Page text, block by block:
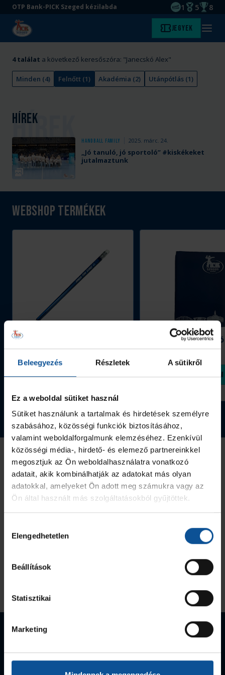
Beleegyezés Részletek A sütikről
Ez a weboldal sütiket használ
Sütiket használunk a tartalmak és hirdetések személyre
szabásához, közösségi funkciók biztosításához,
valamint weboldalforgalmunk elemzéséhez. Ezenkívül
közösségi média-, hirdető- és elemező partnereinkkel
megosztjuk az Ön weboldalhasználatra vonatkozó
adatait, akik kombinálhatják az adatokat más olyan
adatokkal, amelyeket Ön adott meg számukra vagy az
Ön által használt más szolgáltatásokból gyűjtöttek.
kiválasztása
Elengedhetetlen
Beállítások
Statisztikai
Marketing
Ugrás
fő
Ugrás
oldal
OTP Bank-PICK Szeged kézilabda
EHF
1
Magyar
5 8
Kezdőlap Jegyek Menü
4találat a következő keresőszóra: "Janecskó Alex"
Minden (4) Felnőtt (1) Akadémia (2) Utánpótlás (1)
Hírek
Galéria
Handball Family 2025. márc. 24.
„Jó tanuló, jó sportoló” #kiskékeket
jutalmaztunk
A
Csurgó
elleni
átadtuk
sportoló"
díjakat.
Webshop termékek
Tovább a webshopra
390 Ft
Megvásárolom
Szeged
1 090 Ft
Megvásárolom
EHF-Kupa
Magyar kupa-